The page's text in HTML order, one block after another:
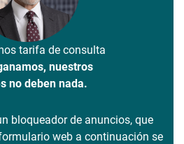
tarifa de consulta
nuestros
no deben nada.
bloqueador de anuncios, que
web a continuación se